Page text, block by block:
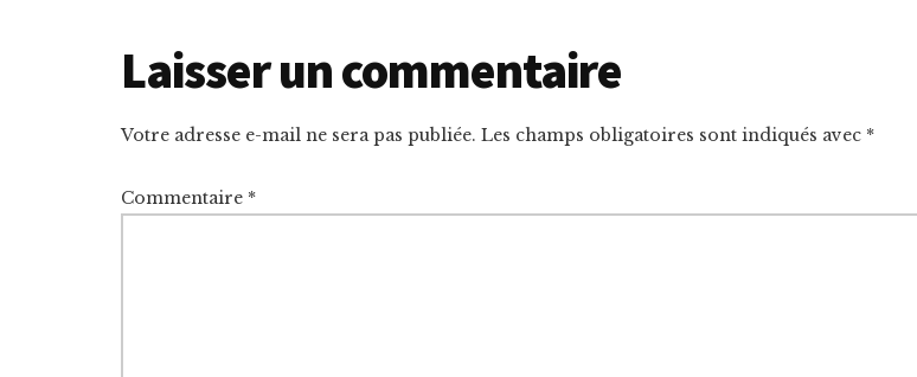
Reader
Interactions
Laisser un commentaire
Votre adresse e-mail ne sera pas publiée. Les champs obligatoires sont indiqués avec *
Commentaire *